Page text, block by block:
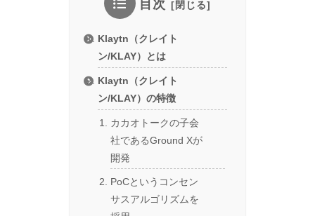
目次
Klaytn（クレイト
ン/KLAY）とは
Klaytn（クレイト
ン/KLAY）の特徴
カカオトークの子会
社であるGround Xが
開発
PoCというコンセン
サスアルゴリズムを